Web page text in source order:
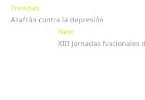
Navegación
de
entradas
Previous
post:
Azafrán contra la depresión
NextNext
post:
XIII Jornadas Nacionales